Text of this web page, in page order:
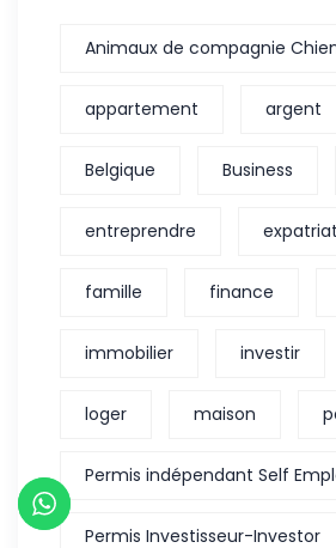
Animaux de compagnie
appartement argent
Belgique Business
entreprendre
famille finance
immobilier investir
loger maison
Permis indépendant Self
Permis Investisseur-Investor